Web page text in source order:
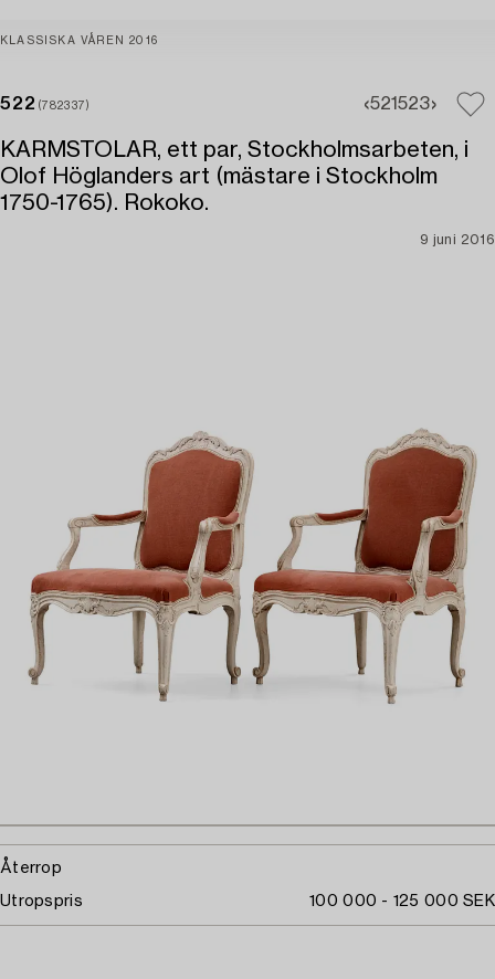
KLASSISKA VÅREN 2016
522 (782337) 521523
KARMSTOLAR, ett par, Stockholmsarbeten, i
Olof Höglanders art (mästare i Stockholm
1750-1765). Rokoko.
9 juni 2016
Återrop
Utropspris 100 000 - 125 000 SEK